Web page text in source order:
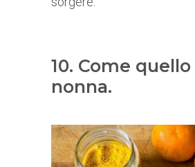
10. Come
nonna.